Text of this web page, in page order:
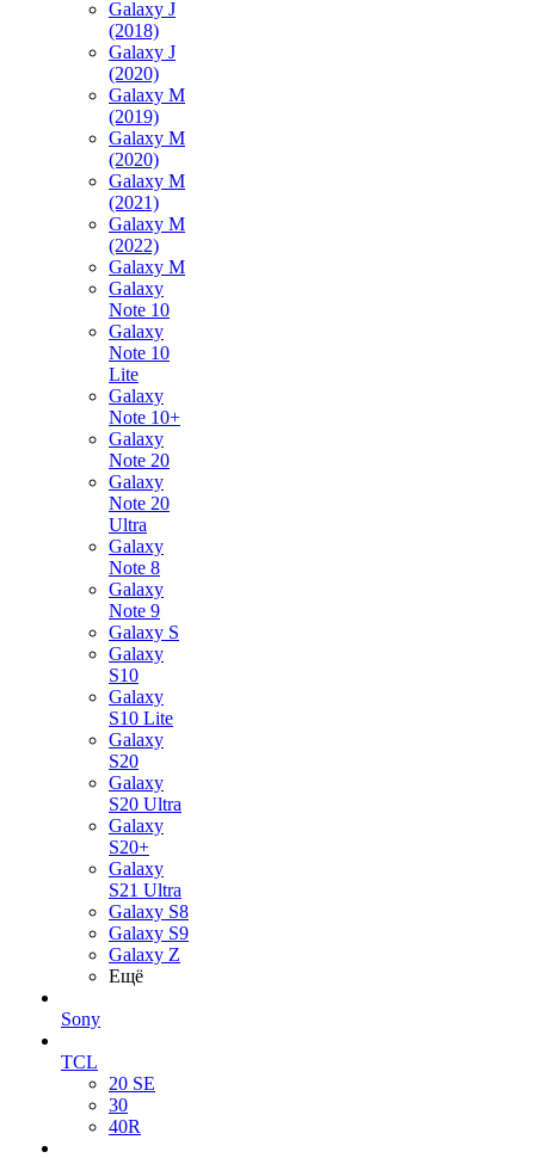
Galaxy J
(2018)
Galaxy J
(2020)
Galaxy M
(2019)
Galaxy M
(2020)
Galaxy M
(2021)
Galaxy M
(2022)
Galaxy M
Galaxy
Note 10
Galaxy
Note 10
Lite
Galaxy
Note 10+
Galaxy
Note 20
Galaxy
Note 20
Ultra
Galaxy
Note 8
Galaxy
Note 9
Galaxy S
Galaxy
S10
Galaxy
S10 Lite
Galaxy
S20
Galaxy
S20 Ultra
Galaxy
S20+
Galaxy
S21 Ultra
Galaxy S8
Galaxy S9
Galaxy Z
Ещё
Sony
TCL
20 SE
30
40R